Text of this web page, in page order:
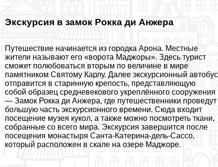
Экскурсия в замок Рокка ди Анжера
Путешествие начинается из городка Арона. Местные
жители называют его «ворота Маджоры». Здесь турист
сможет полюбоваться вторым по величине в мире
памятником Святому Карлу. Далее экскурсионный автобус
отправится в старинную крепость, представляющую
собой образец средневекового укреплённого сооружения
— Замок Рокка ди Анжера, где путешественники проведут
большую часть экскурсионного времени. Сюда входит
посещение музея кукол, а также можно посмотреть ткани,
собранные со всего мира. Экскурсия завершится после
посещения монастыря Санта-Катерина-дель-Сассо,
который расположен в скале на озере Маджоре.